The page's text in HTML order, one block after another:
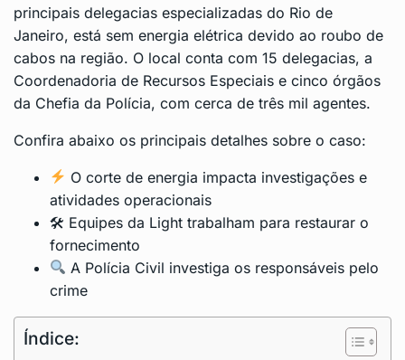
principais delegacias especializadas do Rio de
Janeiro, está sem energia elétrica devido ao roubo de
cabos na região. O local conta com 15 delegacias, a
Coordenadoria de Recursos Especiais e cinco órgãos
da Chefia da Polícia, com cerca de três mil agentes.
Confira abaixo os principais detalhes sobre o caso:
O corte de energia impacta investigações e
atividades operacionais
🛠 Equipes da Light trabalham para restaurar o
fornecimento
A Polícia Civil investiga os responsáveis pelo
crime
Índice: